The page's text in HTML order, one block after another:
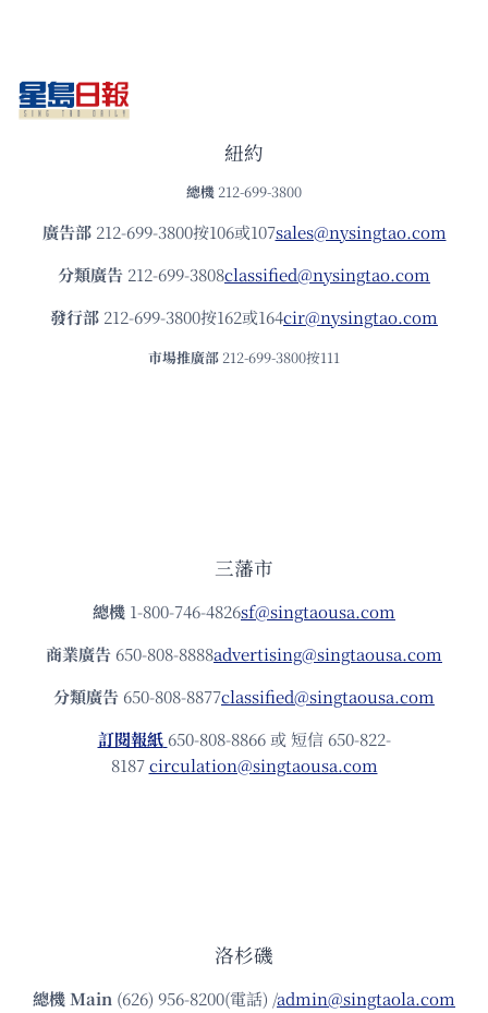
紐約
總機 212-699-3800
廣告部212-699-3800按106或107sales@nysingtao.com
分類廣告 212-699-3808classified@nysingtao.com
發⾏部 212-699-3800按162或164cir@nysingtao.com
市場推廣部 212-699-3800按111
三藩市
總機 1-800-746-4826sf@singtaousa.com
商業廣告 650-808-8888advertising@singtaousa.com
分類廣告 650-808-8877classified@singtaousa.com
訂閱報紙 650-808-8866 或 短信 650-822-
8187circulation@singtaousa.com
洛杉磯
總機Main (626) 956-8200(電話) /admin@singtaola.com